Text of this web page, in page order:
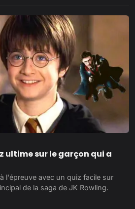
ultime sur le garçon qui a
l'épreuve avec un quiz facile sur
de la saga de JK Rowling.